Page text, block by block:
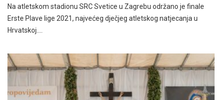
Na atletskom stadionu SRC Svetice u Zagrebu održano je finale
Erste Plave lige 2021, najvećeg dječjeg atletskog natjecanja u
Hrvatskoj.…